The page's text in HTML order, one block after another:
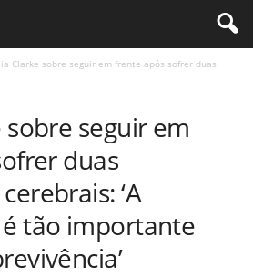
Clarke sobre seguir em frente após sofrer duas
seguir em
duas
‘A
tão importante